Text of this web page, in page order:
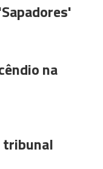
na
tribunal